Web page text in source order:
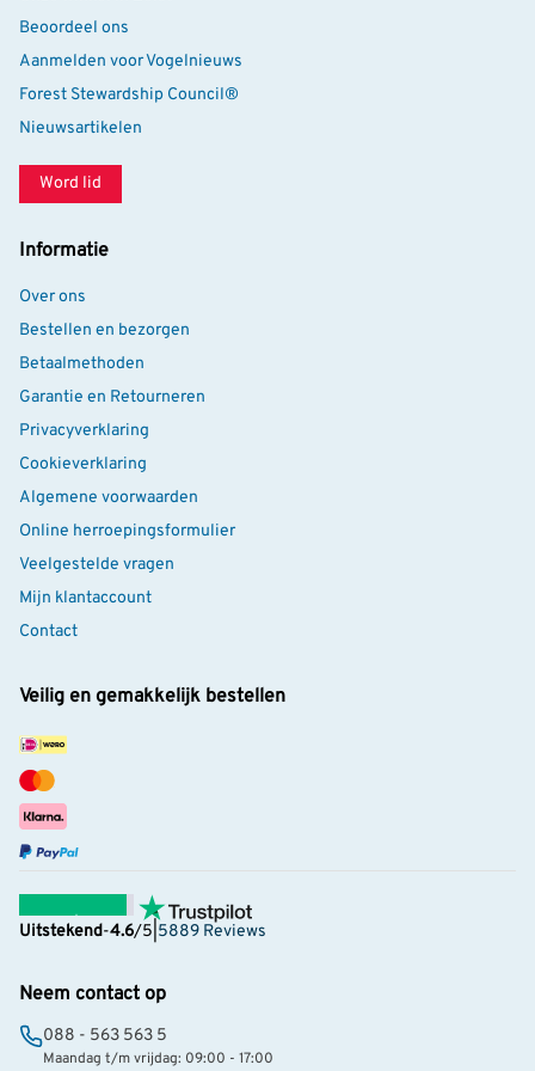
Beoordeel ons
Aanmelden voor Vogelnieuws
Forest Stewardship Council®
Nieuwsartikelen
Word lid
Informatie
Over ons
Bestellen en bezorgen
Betaalmethoden
Garantie en Retourneren
Privacyverklaring
Cookieverklaring
Algemene voorwaarden
Online herroepingsformulier
Veelgestelde vragen
Mijn klantaccount
Contact
Veilig en gemakkelijk bestellen
Uitstekend-4.6/5 5889 Reviews
Neem contact op
088 - 563 563 5
Maandag t/m vrijdag: 09:00 - 17:00